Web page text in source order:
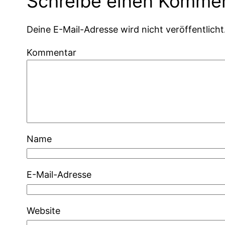
Deine E-Mail-Adresse wird nicht
Kommentar
Name
E-Mail-Adresse
Website